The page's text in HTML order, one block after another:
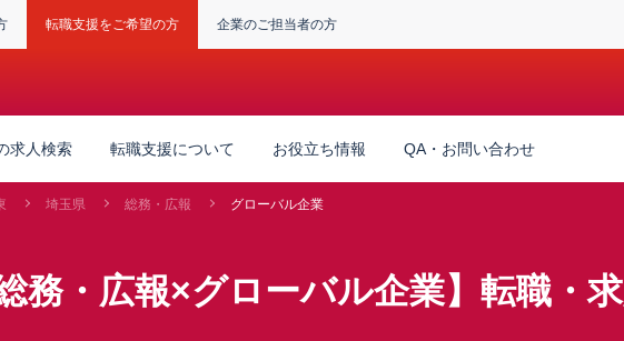
転職支援をご希望の方 企業のご担当者の方
求人検索 転職支援について お役立ち情報 QA・お問い合わせ
埼玉県 総務・広報 グローバル企業
務・広報×グローバル企業】転職・